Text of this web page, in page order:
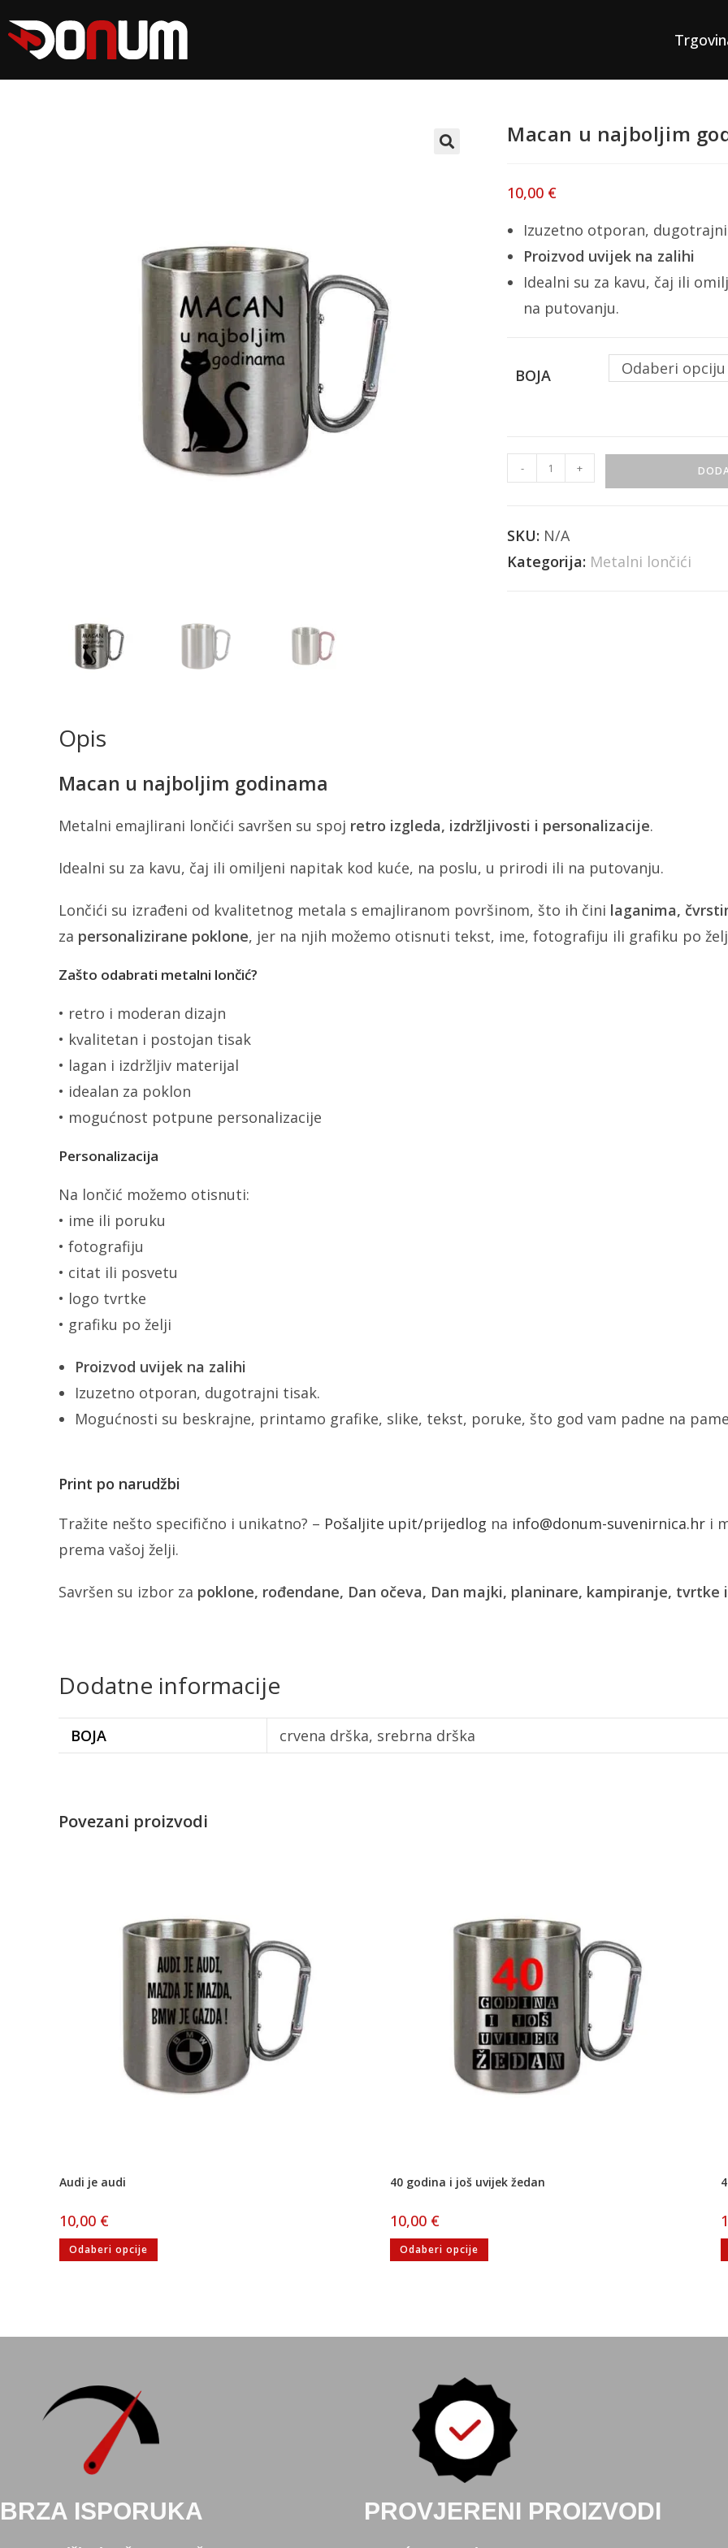
Macan u najboljim
10,00 €
Izuzetno otporan,
Proizvod uvijek na zalihi
Idealni su za kavu, čaj ili
na putovanju.
BOJA Odaberi opciju
- +
SKU: N/A
Kategorija: Metalni lončići
Opis
Macan u najboljim godinama
Metalni emajlirani lončići savršen su spoj retro izgleda, izdržljivosti i personalizacije.
Idealni su za kavu, čaj ili omiljeni napitak kod kuće, na poslu, u prirodi ili na putovanju.
Lončići su izrađeni od kvalitetnog metala s emajliranom površinom, što ih čini laganima,
za personalizirane poklone, jer na njih možemo otisnuti tekst, ime, fotografiju ili grafiku po
Zašto odabrati metalni lončić?
• retro i moderan dizajn
• kvalitetan i postojan tisak
• lagan i izdržljiv materijal
• idealan za poklon
• mogućnost potpune personalizacije
Personalizacija
Na lončić možemo otisnuti:
• ime ili poruku
• fotografiju
• citat ili posvetu
• logo tvrtke
• grafiku po želji
Proizvod uvijek na zalihi
Izuzetno otporan, dugotrajni tisak.
Mogućnosti su beskrajne, printamo grafike, slike, tekst, poruke, što god vam padne na
Print po narudžbi
Tražite nešto specifično i unikatno? – Pošaljite upit/prijedlog na info@donum-suvenirnica.hr i
prema vašoj želji.
Savršen su izbor za poklone, rođendane, Dan očeva, Dan majki, planinare, kampiranje,
Dodatne informacije
BOJA crvena drška, srebrna drška
Povezani proizvodi
Audi je audi
10,00 €
Odaberi opcije
40 godina i još uvijek žedan
10,00 €
Odaberi opcije
BRZA ISPORUKA PROVJERENI PROIZVODI